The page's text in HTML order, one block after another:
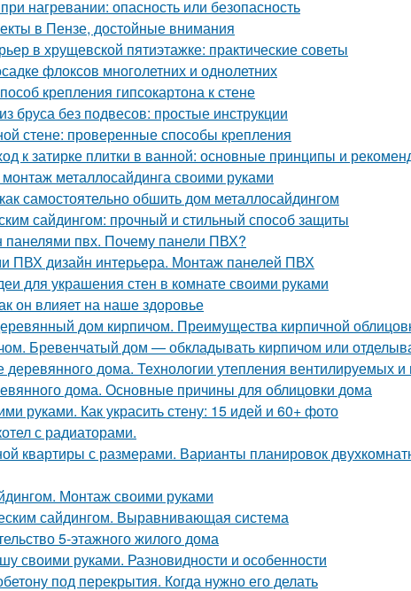
нагревании: опасность или безопасность
в Пензе, достойные внимания
в хрущевской пятиэтажке: практические советы
флоксов многолетних и однолетних
крепления гипсокартона к стене
бруса без подвесов: простые инструкции
стене: проверенные способы крепления
к затирке плитки в ванной: основные принципы и
металлосайдинга своими руками
самостоятельно обшить дом металлосайдингом
сайдингом: прочный и стильный способ защиты
панелями пвх. Почему панели ПВХ?
ПВХ дизайн интерьера. Монтаж панелей ПВХ
для украшения стен в комнате своими руками
он влияет на наше здоровье
дом кирпичом. Преимущества кирпичной
Бревенчатый дом — обкладывать кирпичом или
деревянного дома. Технологии утепления вентилируемых
дома. Основные причины для облицовки дома
руками. Как украсить стену: 15 идей и 60+ фото
с радиаторами.
квартиры с размерами. Варианты планировок
Монтаж своими руками
сайдингом. Выравнивающая система
5-этажного жилого дома
своими руками. Разновидности и особенности
под перекрытия. Когда нужно его делать